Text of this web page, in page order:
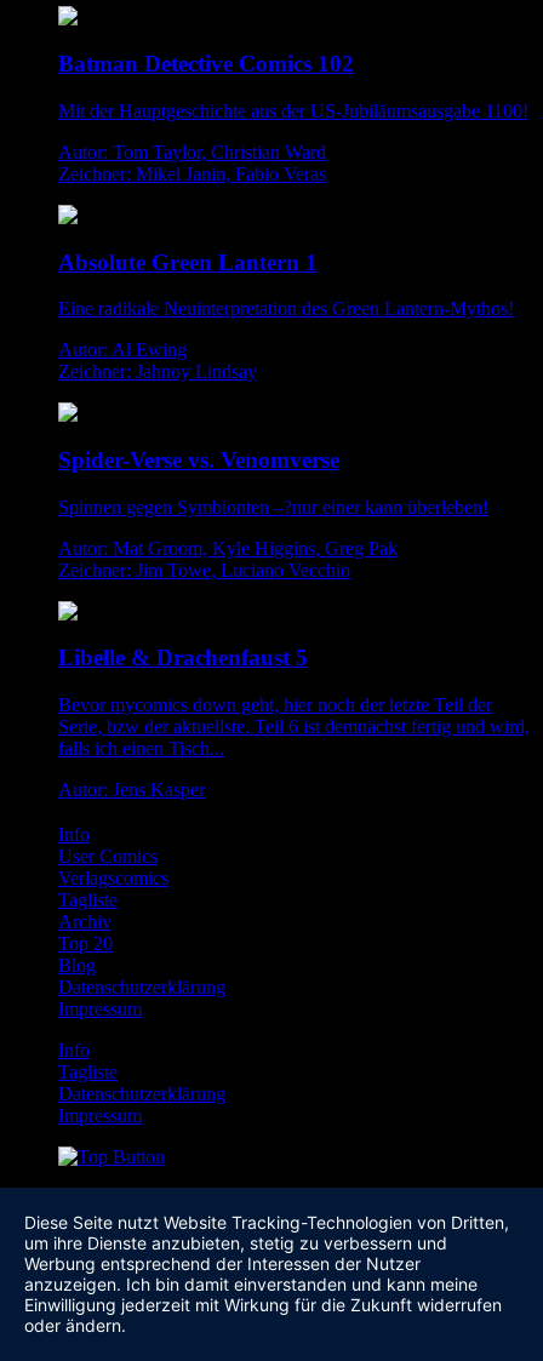
Batman Detective Comics 102
Mit der Hauptgeschichte aus der US-Jubiläumsausgabe 1100!
Autor: Tom Taylor, Christian Ward
Zeichner: Mikel Janin, Fabio Veras
Absolute Green Lantern 1
Eine radikale Neuinterpretation des Green Lantern-Mythos!
Autor: Al Ewing
Zeichner: Jahnoy Lindsay
Spider-Verse vs. Venomverse
Spinnen gegen Symbionten –?nur einer kann überleben!
Autor: Mat Groom, Kyle Higgins, Greg Pak
Zeichner: Jim Towe, Luciano Vecchio
Libelle & Drachenfaust 5
Bevor mycomics down geht, hier noch der letzte Teil der
Serie, bzw der aktuellste. Teil 6 ist demnächst fertig und wird,
falls ich einen Tisch...
Autor: Jens Kasper
Info
User Comics
Verlagscomics
Tagliste
Archiv
Top 20
Blog
Datenschutzerklärung
Impressum
Info
Tagliste
Datenschutzerklärung
Impressum
Diese Seite nutzt Website Tracking-Technologien von Dritten,
um ihre Dienste anzubieten, stetig zu verbessern und
Werbung entsprechend der Interessen der Nutzer
anzuzeigen. Ich bin damit einverstanden und kann meine
Einwilligung jederzeit mit Wirkung für die Zukunft widerrufen
oder ändern.